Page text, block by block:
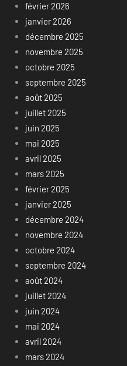
février 2026
janvier 2026
décembre 2025
novembre 2025
octobre 2025
septembre 2025
août 2025
juillet 2025
juin 2025
mai 2025
avril 2025
mars 2025
février 2025
janvier 2025
décembre 2024
novembre 2024
octobre 2024
septembre 2024
août 2024
juillet 2024
juin 2024
mai 2024
avril 2024
mars 2024